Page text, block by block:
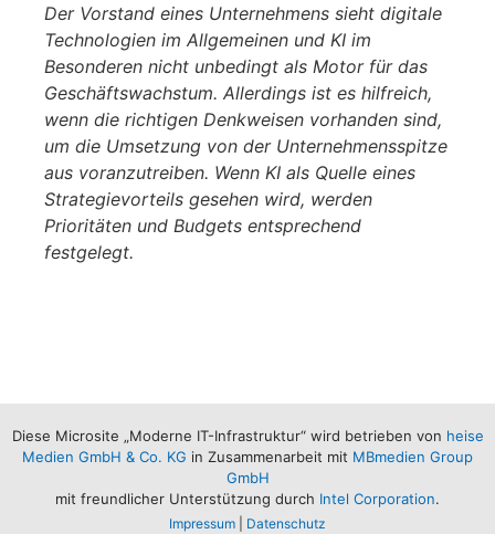
Der Vorstand eines Unternehmens sieht digitale
Technologien im Allgemeinen und KI im
Besonderen nicht unbedingt als Motor für das
Geschäftswachstum. Allerdings ist es hilfreich,
wenn die richtigen Denkweisen vorhanden sind,
um die Umsetzung von der Unternehmensspitze
aus voranzutreiben. Wenn KI als Quelle eines
Strategievorteils gesehen wird, werden
Prioritäten und Budgets entsprechend
festgelegt.
Diese Microsite „Moderne IT-Infrastruktur“ wird betrieben von heise
Medien GmbH & Co. KG in Zusammenarbeit mit MBmedien Group
GmbH
mit freundlicher Unterstützung durch Intel Corporation.
Impressum Datenschutz